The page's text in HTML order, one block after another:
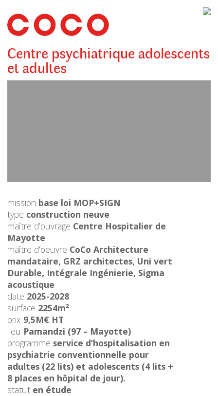
CoCo
Architecture
architecture,
urbanisme,
etc.
Centre psychiatrique adolescents
et adultes
mission base loi MOP+SIGN
type construction neuve
maître d’ouvrage Centre Hospitalier de
Mayotte
maître d’oeuvre CoCo Architecture
mandataire, GRZ architectes, Uni vert
Durable, Intégrale Ingénierie, Sigma
acoustique
date 2025-2028
surface 2254m²
prix 9,5M€ HT
lieu Pamandzi (97 – Mayotte)
programme service d’hospitalisation en
psychiatrie conventionnelle pour
adultes (22 lits) et adolescents (4 lits +
8 places en hôpital de jour).
statut en étude